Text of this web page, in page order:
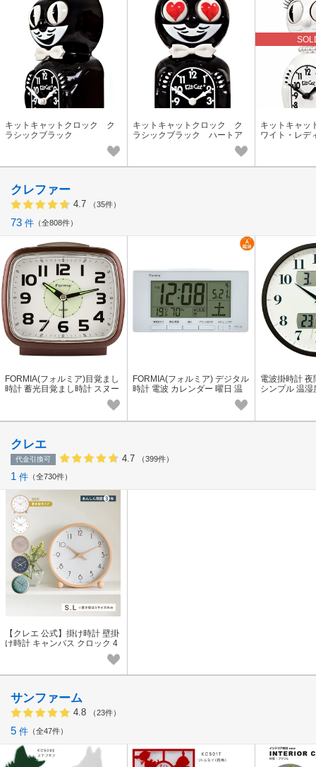
キットキャットクロック ク
ラシックブラック
キットキャットクロック ク
ラシックブラック ハートア
キットキャ
ワイト・レデ
クレファー
4.7 （35件）
73 件 全808件
FORMIA(フォルミア)目覚まし
時計 蓄光目覚まし時計 スヌー
ズ機能【HT-A015W-BR】プチ
FORMIA(フォルミア) デジタル
時計 電波 カレンダー 曜日 温
度 湿度 クロック 置き【HT-03
電波掛時計
シンプル 温
クレエ
代金引換可 4.7 （399件）
1 件 全730件
【クレエ 公式】掛け時計 壁掛
け時計 キャンパス クロック 4
型2サイズ＋置き型1サイズ CA
サンファーム
4.8 （23件）
5 件 全47件